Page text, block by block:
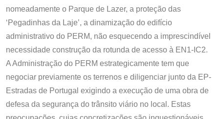
nomeadamente o Parque de Lazer, a proteção das
‘Pegadinhas da Laje’, a dinamização do edifício
administrativo do PERM, não esquecendo a imprescindível
necessidade construção da rotunda de acesso à EN1-IC2.
A Administração do PERM estrategicamente tem que
negociar previamente os terrenos e diligenciar junto da EP-
Estradas de Portugal exigindo a execução de uma obra de
defesa da segurança do trânsito viário no local. Estas